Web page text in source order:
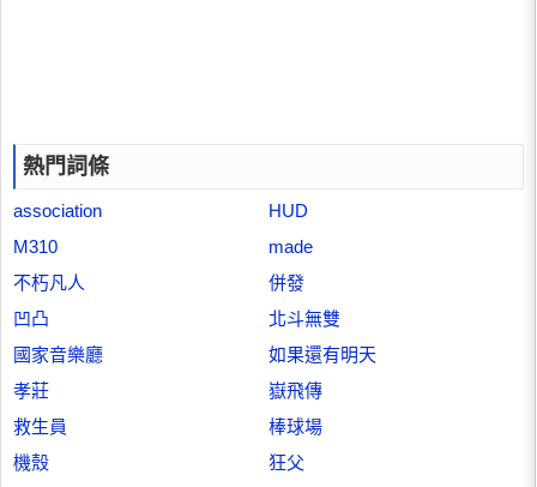
熱門詞條
association
HUD
M310
made
不朽凡人
併發
凹凸
北斗無雙
國家音樂廳
如果還有明天
孝莊
嶽飛傳
救生員
棒球場
機殼
狂父